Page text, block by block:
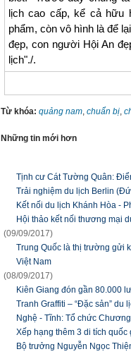
lịch cao cấp, kể cả hữu
phẩm, còn vô hình là để
đẹp, con người Hội An
lịch"./.
Từ khóa: quảng nam chuẩn bị
Những tin mới hơn
Tịnh cư Cát Tường Quân:
Trải nghiệm du lịch Berlin
Kết nối du lịch Khánh Hòa -
Hội thảo kết nối thương mại
(09/09/2017)
Trung Quốc là thị trường gửi
Việt Nam
(08/09/2017)
Kiên Giang đón gần 80.000
Tranh Graffiti – “Đặc sản” du
Nghệ - Tĩnh: Tổ chức
Xếp hạng thêm 3 di tích quốc
Bộ trưởng Nguyễn Ngọc